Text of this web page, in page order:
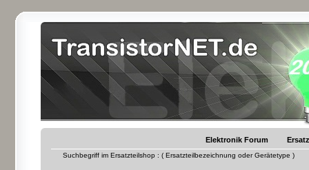
Elektronik Forum
Suchbegriff im Ersatzteilshop : ( Ersatzteilbezeichnung oder Gerätetype )